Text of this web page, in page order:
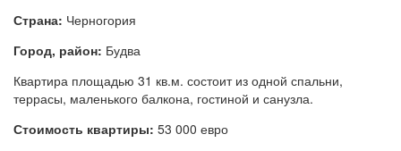
Страна: Черногория
Город, район: Будва
Квартира площадью 31 кв.м. состоит из одной спальни,
террасы, маленького балкона, гостиной и санузла.
Стоимость квартиры: 53 000 евро